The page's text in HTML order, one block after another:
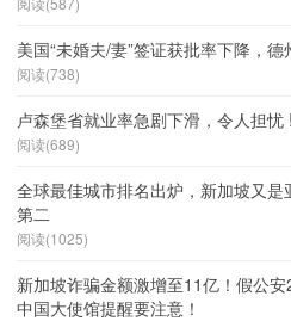
美国“未婚夫/妻”签证获批率下降，德
阅读(738)
卢森堡省就业率急剧下滑，令人担忧 !
阅读(689)
全球最佳城市排名出炉，新加坡又是
第二
阅读(1025)
新加坡诈骗金额激增至11亿！假公安
中国大使馆提醒要注意！